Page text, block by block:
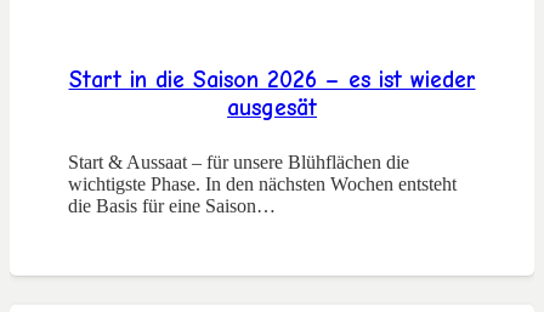
Start in die Saison 2026 – es ist wieder
ausgesät
Start & Aussaat – für unsere Blühflächen die
wichtigste Phase. In den nächsten Wochen entsteht
die Basis für eine Saison…